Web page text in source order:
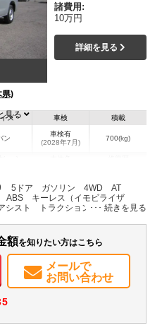
県)
諸費用:
10万円
詳細を見る
ズ
ン
車検
車検有
(2028年7月)
積載
700(kg)
無
ABS エアバッグ
集中ドアロック
見る
キーレス（イモビライザ
スト トラクションコントロール
額を知りたい方はこちら
メールで
お問い合わせ